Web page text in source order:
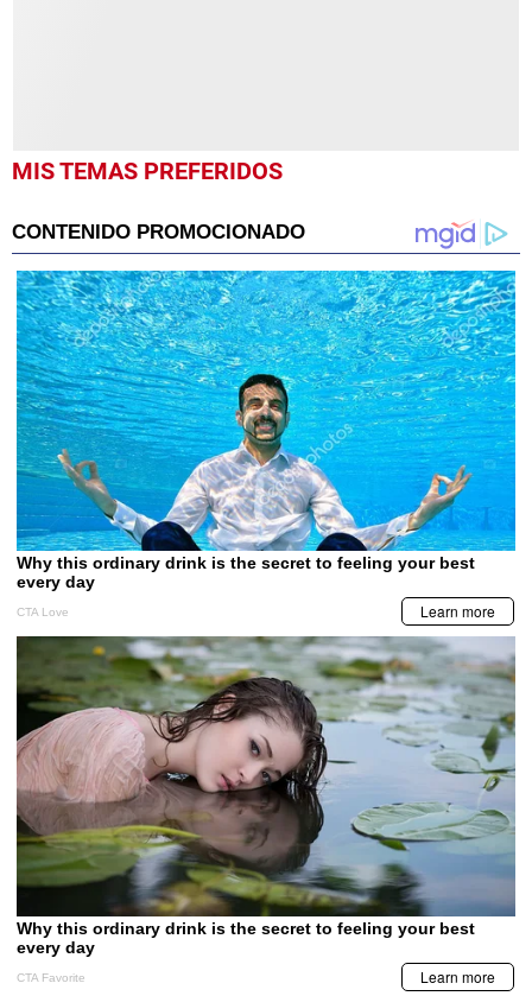
MIS TEMAS PREFERIDOS